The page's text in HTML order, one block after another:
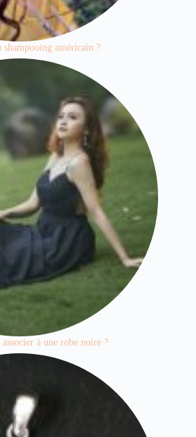
shampooing américain ?
à une robe noire ?